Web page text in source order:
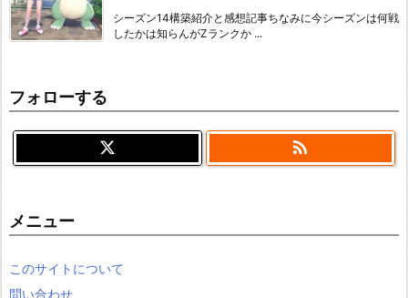
シーズン14構築紹介と感想記事ちなみに今シーズンは何戦
したかは知らんがZランクか ...
フォローする

メニュー
このサイトについて
問い合わせ